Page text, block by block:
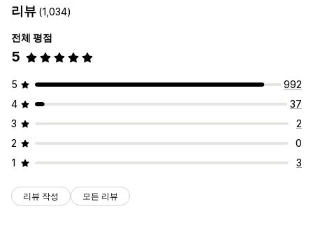
리뷰 (1,034)
전체 평점
5
5
992
4
37
3
2
2
0
1
3
리뷰 작성 모든 리뷰